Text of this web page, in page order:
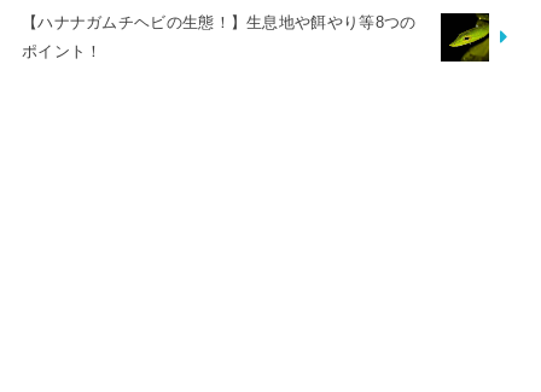
【ハナナガムチヘビの生態！】生息地や餌やり等8つの
ポイント！